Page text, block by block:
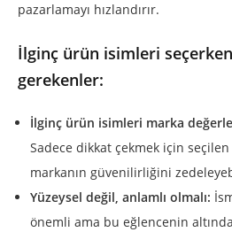
pazarlamayı hızlandırır.
İlginç ürün isimleri
gerekenler:
İlginç ürün isimleri marka
Sadece dikkat çekmek için
markanın güvenilirliğini
Yüzeysel değil, anlamlı olmalı:
önemli ama bu eğlencenin